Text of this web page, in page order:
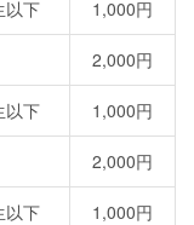
以下 1,000円
2,000円
以下 1,000円
2,000円
以下 1,000円